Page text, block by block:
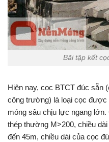
Bãi tập kết
Hiện nay, cọc BTCT đúc sẵn
công trường) là loại cọc được
móng sâu chịu lực ngang
thép thường M>200, chiều
đến 45m, chiều dài của cọc